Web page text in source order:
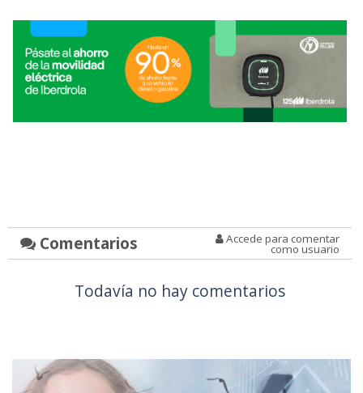
Comentarios Accede para comentar
como usuario
Todavía no hay comentarios